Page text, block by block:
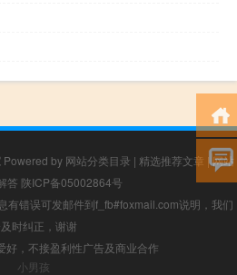
Powered by 网站分类目录 | 精选推荐文章 |网站
答 陕ICP备05002864号
有错误可发邮件到f_fb#foxmail.com说明，我们
时纠正，谢谢
好，不接盈利性广告及商业合作
小男孩